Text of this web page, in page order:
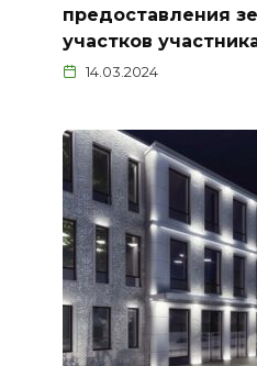
предоставления
участков
14.03.2024